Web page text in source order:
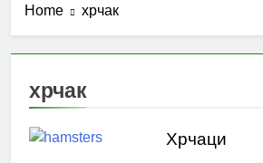
Home хрчак
хрчак
Хрчаци